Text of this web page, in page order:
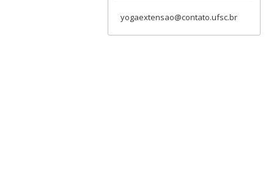
yogaextensao@contato.ufsc.br